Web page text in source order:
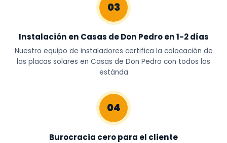
03
Instalación en Casas de Don Pedro en 1-2 días
Nuestro equipo de instaladores certifica la colocación de
las placas solares en Casas de Don Pedro con todos los
estánda
04
Burocracia cero para el cliente